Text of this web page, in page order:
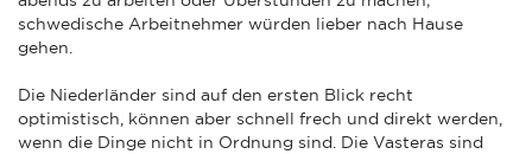
schwedische Arbeitnehmer würden lieber nach Hause
gehen.
Die Niederländer sind auf den ersten Blick recht
optimistisch, können aber schnell frech und direkt werden,
wenn die Dinge nicht in Ordnung sind. Die Vasteras sind